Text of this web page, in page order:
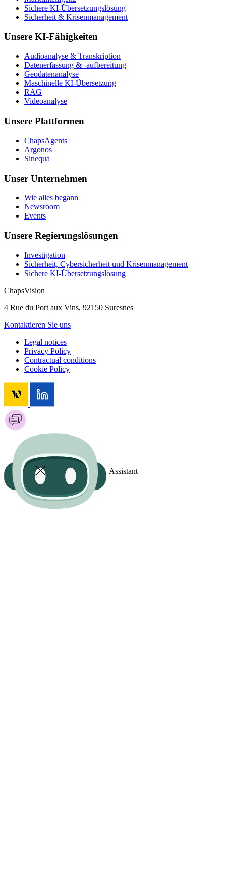
Sichere KI-Übersetzungslösung
Sicherheit & Krisenmanagement
Unsere KI-Fähigkeiten
Audioanalyse & Transkription
Datenerfassung & -aufbereitung
Geodatenanalyse
Maschinelle KI-Übersetzung
RAG
Videoanalyse
Unsere Plattformen
ChapsAgents
Argonos
Sinequa
Unser Unternehmen
Wie alles begann
Newsroom
Events
Unsere Regierungslösungen
Investigation
Sicherheit, Cybersicherheit und Krisenmanagement
Sichere KI-Übersetzungslösung
ChapsVision
4 Rue du Port aux Vins, 92150 Suresnes
Kontaktieren Sie uns
Legal notices
Privacy Policy
Contractual conditions
Cookie Policy
Assistant